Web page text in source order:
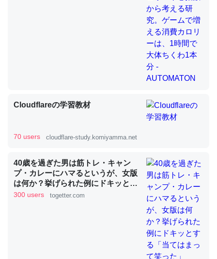
論文では「淡水はカルシウムも酸素も不足してて両方に不
利だから両方が拮抗してるのでは」とあって面白い。海に
いる鋏角類（カブトガニ・ウミグモ）はカルシウムを使わ
ずキチンを強化してる筈だが、酵素が違うのか？
─ニュース :: 【研究発表】昆虫学の大問題＝「昆虫はなぜ海にいな
これを元に考えるとカルシウムを大量に使う脊椎動物と貝
ジになったり努力してるし。
─ニュース :: 【研究発表】昆虫学の大問題＝「昆虫はなぜ海にいな
いのか」に関する新仮説
ウチもEchoを実家に置いて４年。でたまに覗いてる。ぼ
ちぼちRingも置こうかと画策中。あと、Googleマップで
Cloudflareの学習教材
70 users cloudflare-study.komiyamma.net
40歳を過ぎた男は筋トレ・キャン
プ・カレーにハマるというが、女版
は何か？挙げられた例にドキッとす
る「当てはまって笑った」
300 users togetter.com